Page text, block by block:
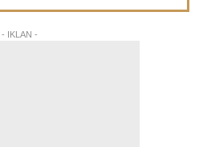
- IKLAN -